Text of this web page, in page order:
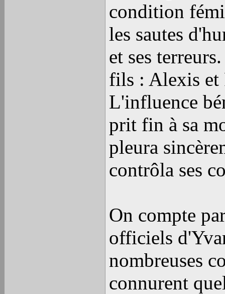
condition
les sautes
et ses
fils : Alexis et
L'influence
prit fin à sa
pleura
contrôla ses
On compte
officiels
nombreuses
connurent